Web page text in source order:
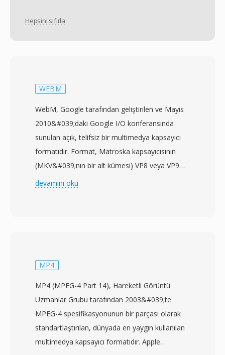
Hepsini sıfırla
WEBM
WebM, Google tarafından geliştirilen ve Mayıs
2010&#039;daki Google I/O konferansında
sunulan açık, telifsiz bir multimedya kapsayıcı
formatıdır. Format, Matroska kapsayıcısının
(MKV&#039;nın bir alt kümesi) VP8 veya VP9
video codec&#039;leri ile Vorbis veya Opus ses
videosu için H.264&#039;ün benimsenmesini
kaldırmıştır. WebM kapsayıcısı,
devralırken bunu web için optimize edilmiş
profillerle sınırlayarak hızlı ayrıştırma ve
tarayıcılarda hafif uygulama sağlar. VP9 ile
devamını oku
MP4
MP4 (MPEG-4 Part 14), Hareketli Görüntü
Uzmanlar Grubu tarafından 2003&#039;te
MPEG-4 spesifikasyonunun bir parçası olarak
standartlaştırılan, dünyada en yaygın kullanılan
multimedya kapsayıcı formatıdır. Apple